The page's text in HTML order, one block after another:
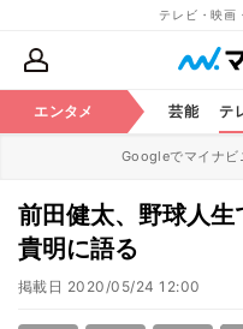
テレビ・映画
エンタメ 芸能 テ
Googleでマイナビ
前田健太、野球人
貴明に語る
掲載日 2020/05/24 12:00